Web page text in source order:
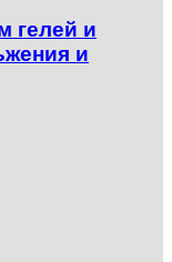
гелей и
и